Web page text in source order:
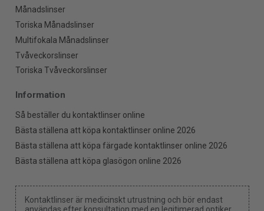
Månadslinser
Toriska Månadslinser
Multifokala Månadslinser
Tvåveckorslinser
Toriska Tvåveckorslinser
Information
Så beställer du kontaktlinser online
Bästa ställena att köpa kontaktlinser online 2026
Bästa ställena att köpa färgade kontaktlinser online 2026
Bästa ställena att köpa glasögon online 2026
Kontaktlinser är medicinskt utrustning och bör endast